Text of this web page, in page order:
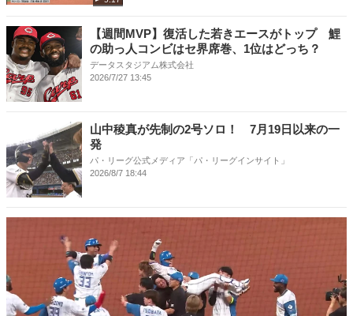
【週間MVP】復活した若きエースがトップ 鯉
の助っ人コンビはセ界席巻、1位はどっち？
データスタジアム株式会社
2026/7/27 13:45
山中稜真が先制の2号ソロ！ 7月19日以来の一
発
パ・リーグ公式メディア「パ・リーグインサイト」
2026/8/7 18:44